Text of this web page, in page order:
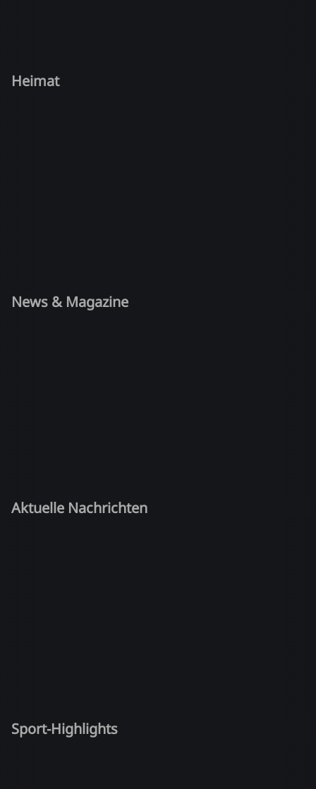
Heimat
News & Magazine
Aktuelle Nachrichten
Sport-Highlights